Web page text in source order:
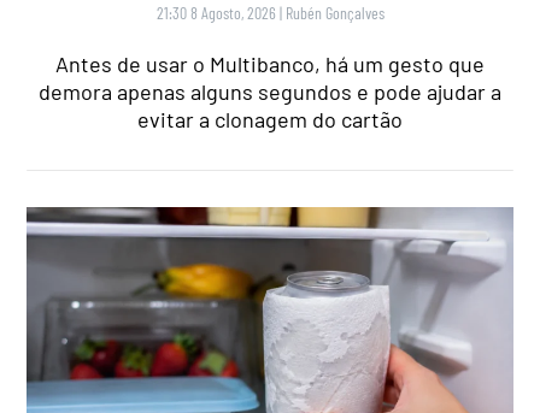
21:30 8 Agosto, 2026 | Rubén Gonçalves
Antes de usar o Multibanco, há um gesto que
demora apenas alguns segundos e pode ajudar a
evitar a clonagem do cartão